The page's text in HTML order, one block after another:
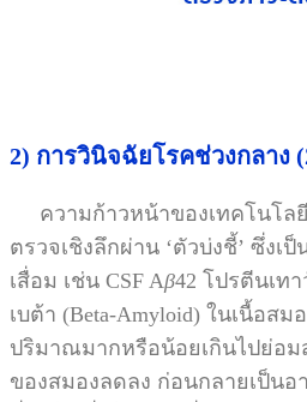
2) การวินิจฉัยโรคช่วงกลาง
ความก้าวหน้าของเทคโนโล
ตรวจเชิงลึกผ่าน ‘ตัวบ่งชี้’ ซึ่งเ
เสื่อม เช่น CSF Aβ42 โปรตีนเท
เบต้า (Beta-Amyloid) ในเนื้อสม
ปริมาณมากหรือน้อยเกินไปย่อม
ของสมองลดลง ก่อนกลายเป็น